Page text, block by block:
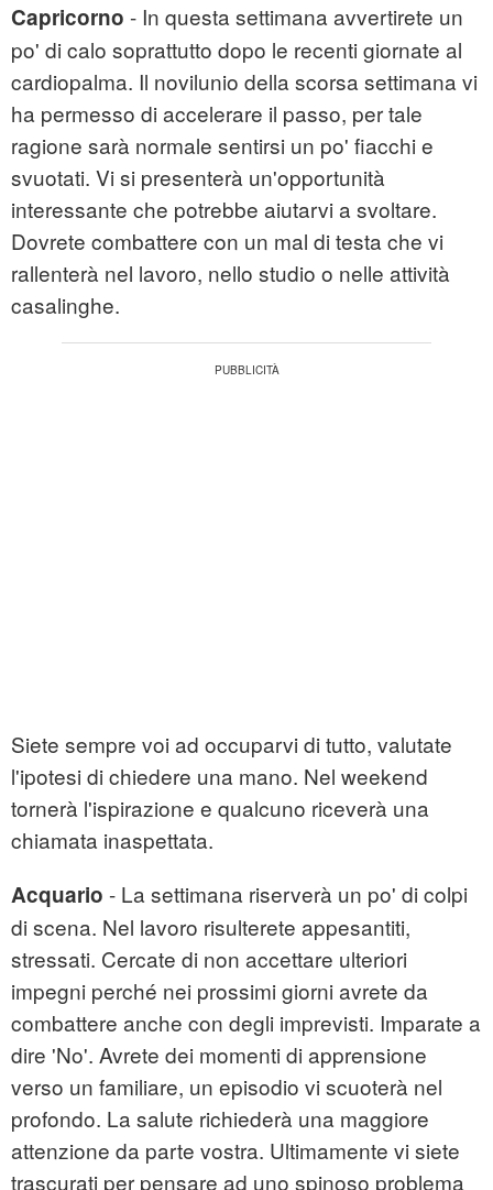
Capricorno - In questa settimana avvertirete un
po' di calo soprattutto dopo le recenti giornate al
cardiopalma. Il novilunio della scorsa settimana vi
ha permesso di accelerare il passo, per tale
ragione sarà normale sentirsi un po' fiacchi e
svuotati. Vi si presenterà un'opportunità
interessante che potrebbe aiutarvi a svoltare.
Dovrete combattere con un mal di testa che vi
rallenterà nel lavoro, nello studio o nelle attività
casalinghe.
Siete sempre voi ad occuparvi di tutto, valutate
l'ipotesi di chiedere una mano. Nel weekend
tornerà l'ispirazione e qualcuno riceverà una
chiamata inaspettata.
Acquario - La settimana riserverà un po' di colpi
di scena. Nel lavoro risulterete appesantiti,
stressati. Cercate di non accettare ulteriori
impegni perché nei prossimi giorni avrete da
combattere anche con degli imprevisti. Imparate a
dire 'No'. Avrete dei momenti di apprensione
verso un familiare, un episodio vi scuoterà nel
profondo. La salute richiederà una maggiore
attenzione da parte vostra. Ultimamente vi siete
trascurati per pensare ad uno spinoso problema